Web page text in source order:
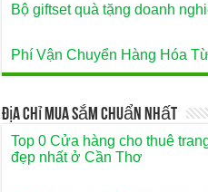
Bộ giftset quà tặng doanh
Phí Vận Chuyển Hàng Hóa
Địa Chỉ Mua Sắm Chuẩn Nhất
Top 0 Cửa hàng cho thuê
đẹp nhất ở Cần Thơ